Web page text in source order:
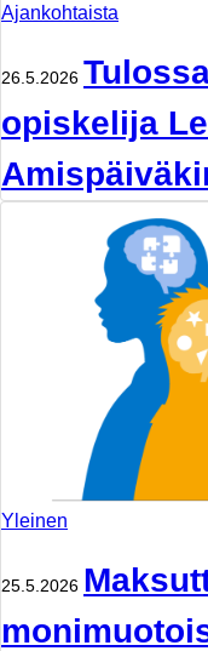
Ajankohtaista
26.5.2026
opiskelija
Yleinen
25.5.2026